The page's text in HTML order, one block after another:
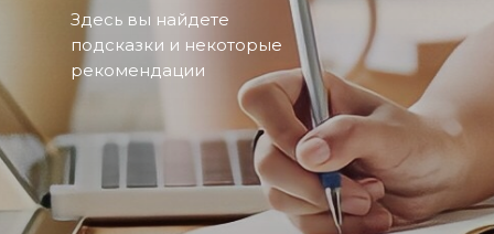
Здесь вы найдете
подсказки и некоторые
рекомендации